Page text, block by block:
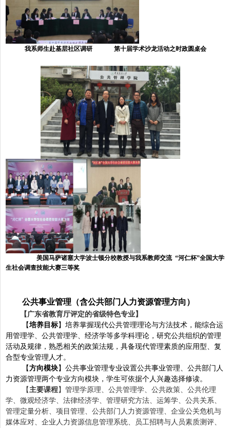
我系师生赴基层社区调研 第十届学术沙龙活动之时政圆桌会
美国马萨诸塞大学波士顿分校教授与我系教师交流 “河仁杯”全国大学
生社会调查技能大赛三等奖
公共事业管理（含公共部门人力资源管理方向）
【广东省教育厅评定的省级特色专业】
【培养目标】培养掌握现代公共管理理论与方法技术，能综合运
用管理学、公共管理学、经济学等多学科理论，研究公共组织的管理
活动及规律，熟悉相关的政策法规，具备现代管理素质的应用型、复
合型专业管理人才。
【方向模块】公共事业管理专业设置公共事业管理、公共部门人
力资源管理两个专业方向模块，学生可依据个人兴趣选择修读。
【主要课程】管理学原理、公共管理学、公共政策、公共伦理
学、微观经济学、法律经济学、管理研究方法、运筹学、公共关系、
管理定量分析、项目管理、公共部门人力资源管理、企业公关危机与
媒体应对、企业人力资源信息管理系统、员工招聘与人员素质测评、